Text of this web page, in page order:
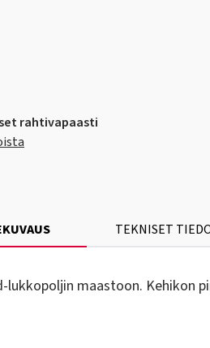
rahtivapaasti
TEKNISET
lukkopoljin maastoon. Kehikon